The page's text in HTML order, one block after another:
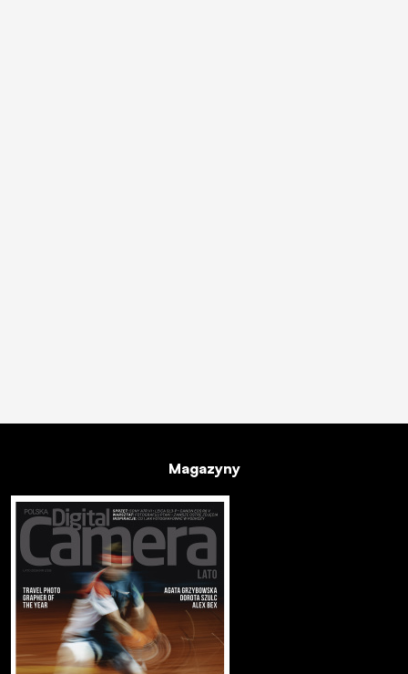
Magazyny